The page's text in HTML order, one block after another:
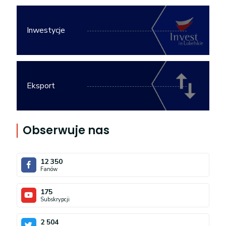
Inwestycje
Eksport
Obserwuje nas
12 350
Fanów
175
Subskrypcji
2 504